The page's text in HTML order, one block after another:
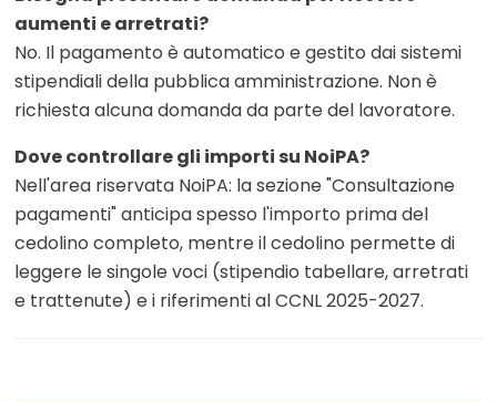
aumenti e arretrati?
No. Il pagamento è automatico e gestito dai sistemi
stipendiali della pubblica amministrazione. Non è
richiesta alcuna domanda da parte del lavoratore.
Dove controllare gli importi su NoiPA?
Nell'area riservata NoiPA: la sezione "Consultazione
pagamenti" anticipa spesso l'importo prima del
cedolino completo, mentre il cedolino permette di
leggere le singole voci (stipendio tabellare, arretrati
e trattenute) e i riferimenti al CCNL 2025-2027.